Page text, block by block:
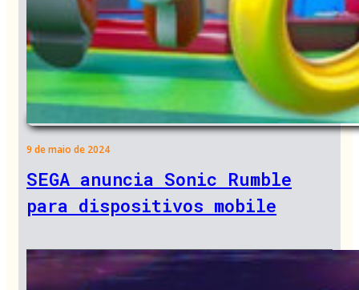
9 de maio de 2024
SEGA anuncia Sonic Rumble
para dispositivos mobile